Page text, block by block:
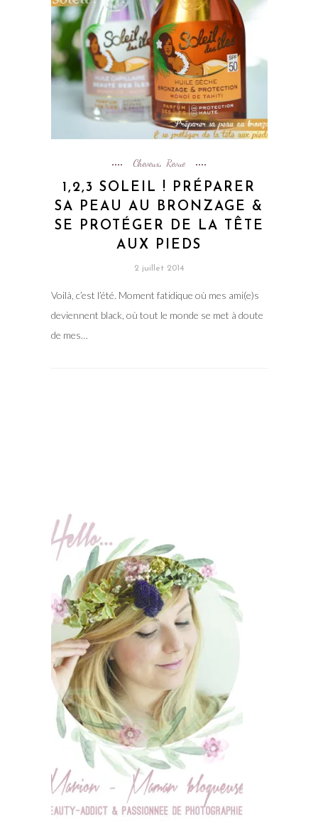
Cheveux, Revue
1,2,3 SOLEIL ! PRÉPARER
SA PEAU AU BRONZAGE &
SE PROTÉGER DE LA TÊTE
AUX PIEDS
2 juillet 2014
Voilà, c’est l’été. Moment fatidique où mes ami(e)s
deviennent black, où tout le monde se met à doute
de mes…